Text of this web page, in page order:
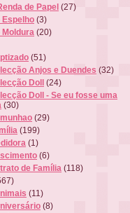
de Papel (27)
Espelho (3)
Moldura (20)
(51)
Anjos e Duendes (32)
Doll
(24)
Doll - Se eu fosse uma
(30)
(29)
(199)
(1)
(6)
de Família (118)
(11)
(8)